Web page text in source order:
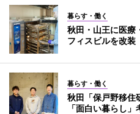
暮らす・働く
秋田・山王に医
フィスビルを改装
暮らす・働く
秋田「保戸野移
「面白い暮らし」